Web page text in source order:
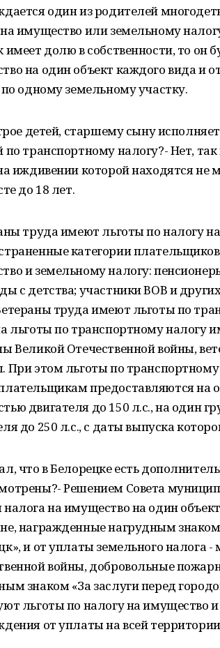
один из родителей
имущество или земельному
имеет долю в собственности, то он
на один объект каждого вида и
по одному земельному участку.
детей, старшему сыну
по транспортному налогу?- Нет,
иждивении которой находятся не
до 18 лет.
труда имеют льготы по налогу
категории
и земельному налогу:
с детства; участники ВОВ и
труда имеют льготы по
льготы по транспортному налогу
Великой Отечественной войны,
При этом льготы по
предоставляются на
двигателя до 150 л.с., на один
до 250 л.с., с даты выпуска
что в Белорецке есть
Решением Совета
на имущество на один
награжденные нагрудным
и от уплаты земельного налога
войны, добровольные
знаком «За заслуги перед
льготы по налогу на имущество
от уплаты на всей